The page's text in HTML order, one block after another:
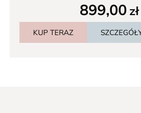
899,00 zł
KUP TERAZ